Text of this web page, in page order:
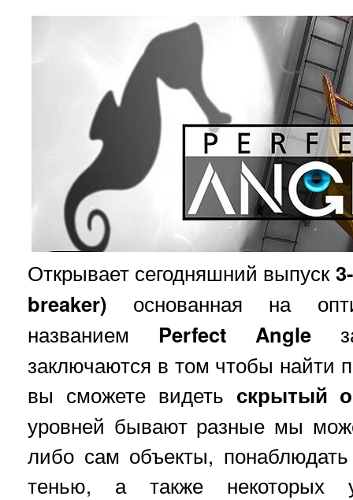
Открывает сегодняшний выпуск
breaker) основанная на
названием Perfect Angle
заключаются в том чтобы найти
вы сможете видеть скрытый
уровней бывают разные мы
либо сам объекты,
тенью, а также некоторых